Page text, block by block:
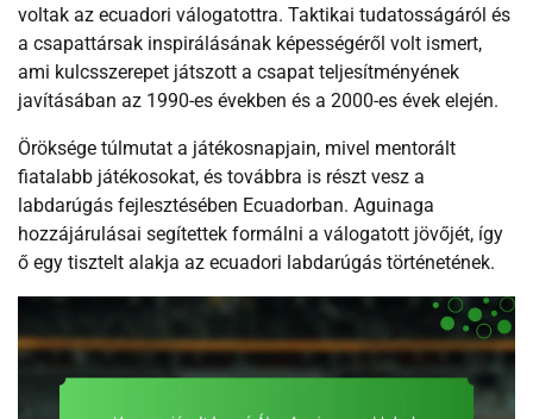
voltak az ecuadori válogatottra. Taktikai tudatosságáról és
a csapattársak inspirálásának képességéről volt ismert,
ami kulcsszerepet játszott a csapat teljesítményének
javításában az 1990-es években és a 2000-es évek elején.
Öröksége túlmutat a játékosnapjain, mivel mentorált
fiatalabb játékosokat, és továbbra is részt vesz a
labdarúgás fejlesztésében Ecuadorban. Aguinaga
hozzájárulásai segítettek formálni a válogatott jövőjét, így
ő egy tisztelt alakja az ecuadori labdarúgás történetének.